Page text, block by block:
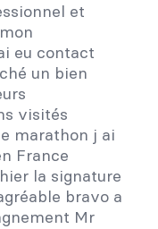
et
eu contact
un bien
visités
marathon j ai
France
la signature
bravo a
Mr